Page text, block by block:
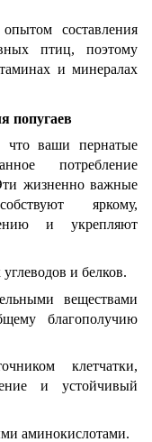
составления
птиц, поэтому
и минералах
попугаев
что ваши пернатые
потребление
жизненно важные
яркому,
и укрепляют
и белков.
веществами
благополучию
клетчатки,
и устойчивый
аминокислотами.